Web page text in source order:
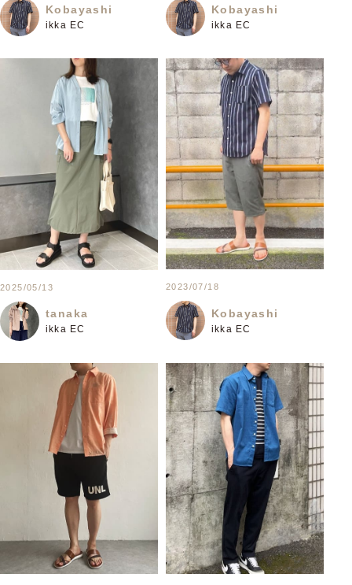
Kobayashi
ikka EC
Kobayashi
ikka EC
2025/05/13
tanaka
ikka EC
2023/07/18
Kobayashi
ikka EC